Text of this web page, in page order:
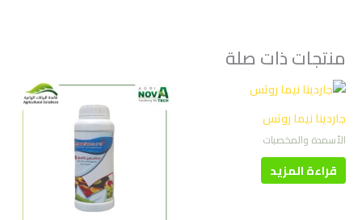
منتجات ذات صلة
جاردينا نيما روتس
الأسمدة والمخصبات
قراءة المزيد